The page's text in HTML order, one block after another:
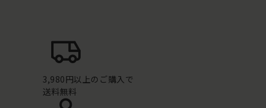
3,980円以上のご購入で
送料無料